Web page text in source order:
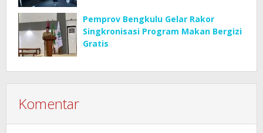
Pemprov Bengkulu Gelar Rakor
Singkronisasi Program Makan Bergizi
Gratis
Komentar